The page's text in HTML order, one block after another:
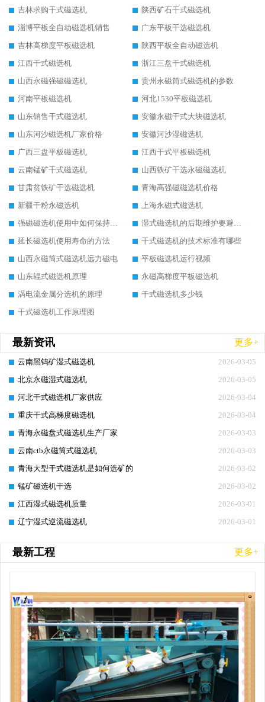
吉林求购干式磁选机
陕西矿石干式磁选机
淄博平板全自动磁选机销售
广东平板干选磁选机
吉林高梯度平板磁选机
陕西平板全自动磁选机
江西干式磁选机
浙江三盘干式磁选机
山西永磁强磁磁选机
贵州永磁筒式磁选机的参数
河南平板磁选机
河北1530平板磁选机
山东销售干式磁选机
安徽永磁干式大块磁选机
山东河沙磁选机厂家价格
安徽河沙湿磁选机
广西三盘平板磁选机
江西干式平板磁选机
云南锰矿干式磁选机
山西铁矿干选永磁磁选机
甘肃贫铁矿干选磁选机
青海高强磁磁选机价格
新疆干粉永磁选机
上海永磁式磁选机
强磁磁选机使用中如何保持其顺畅运行
湿式磁选机的后期维护要避开哪些坑
延长磁选机使用寿命的方法
干式磁选机的技术标准有哪些
山西永磁筒式磁选机远力磁电
平板磁选机运行视频
山东辊式磁选机原理
永磁高梯度平板磁选机
涡电流金属分选机的原理
干式磁选机多少钱
干式磁选机工作原理图
最新资讯 更多+
2026-03-05
云南黑钨矿湿式磁选机
2026-03-05
北京永磁湿式磁选机
2026-03-04
河北干式磁选机厂家供应
2026-03-04
重庆干式高梯度磁选机
2026-03-03
青海永磁盘式磁选机生产厂家
2026-03-03
云南ctb永磁筒式磁选机
2026-03-02
青海大型干式磁选机是如何选矿的
2026-03-02
锰矿磁选机干选
2026-03-01
江西湿式磁选机质量
2026-03-01
辽宁湿式逆流磁选机
最新工程 更多+